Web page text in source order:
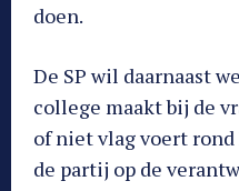
doen.
De SP wil daarnaast
college maakt bij de
of niet vlag voert
de partij op de